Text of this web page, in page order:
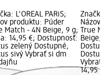
L'ORÉAL PARiS;
produktu: Púder
Match - 4N Beige, 9 g;
14,95 €; Dostupnosť:
zelený Dostupné,
sivý Vybrať si dm
Značka:
Názov
True
Beige, 9
Vybrať
14,95 €